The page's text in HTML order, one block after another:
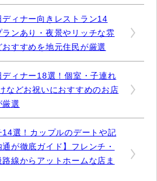
ディナー向きレストラン14
ンあり・夜景やリッチな雰
すすめを地元住民が厳選
ディナー18選！個室・子連れ
などお祝いにおすすめのお店
選
14選！カップルのデートや記
が徹底ガイド】フレンチ・
線からアットホームな店ま